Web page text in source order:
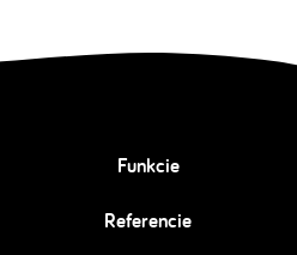
Funkcie
Referencie